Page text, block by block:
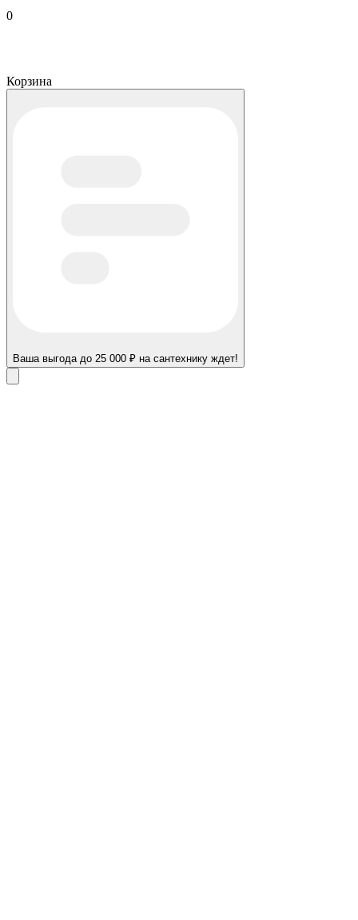
0
Корзина
Ваша выгода до 25 000 ₽ на сантехнику ждет!